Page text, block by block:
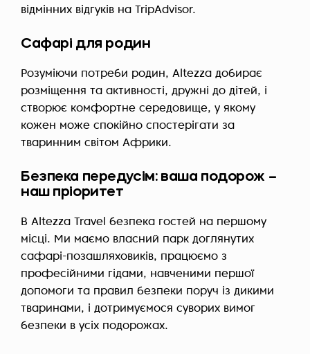
відмінних відгуків на TripAdvisor.
Сафарі для родин
Розуміючи потреби родин, Altezza добирає
розміщення та активності, дружні до дітей, і
створює комфортне середовище, у якому
кожен може спокійно спостерігати за
тваринним світом Африки.
Безпека передусім: ваша подорож –
наш пріоритет
В Altezza Travel безпека гостей на першому
місці. Ми маємо власний парк доглянутих
сафарі-позашляховиків, працюємо з
професійними гідами, навченими першої
допомоги та правил безпеки поруч із дикими
тваринами, і дотримуємося суворих вимог
безпеки в усіх подорожах.